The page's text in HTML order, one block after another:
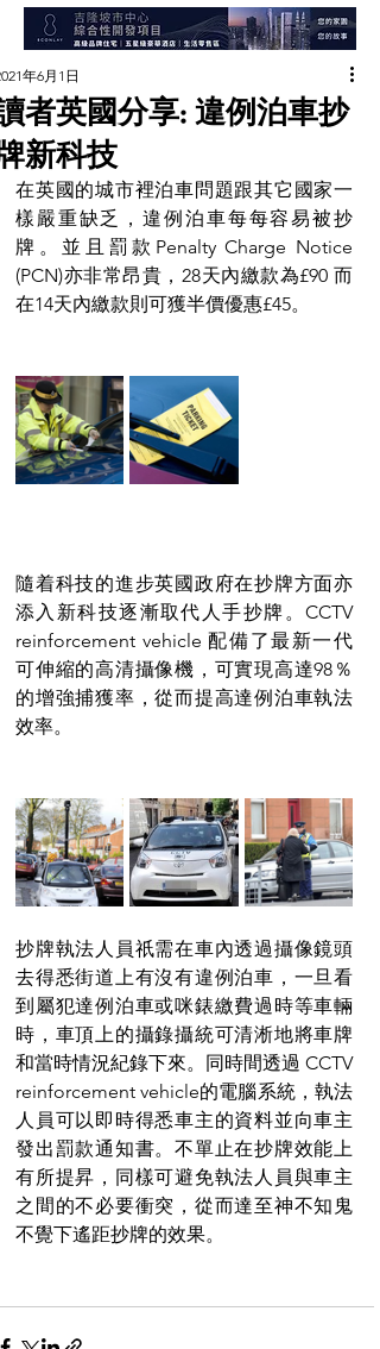
者英國分享: 違例泊車抄
新科技
年6月1日
在英國的城市裡泊車問題跟其它國家一
樣嚴重缺乏，違例泊車每每容易被抄
牌。並且罰款Penalty Charge Notice
(PCN)亦非常昂貴，28天內繳款為£90 而
在14天內繳款則可獲半價優惠£45。
隨着科技的進步英國政府在抄牌方面亦
添入新科技逐漸取代人手抄牌。CCTV
reinforcement vehicle 配備了最新一代
可伸縮的高清攝像機，可實現高達98％
的增強捕獲率，從而提高達例泊車執法
效率。
抄牌執法人員祇需在車內透過攝像鏡頭
去得悉街道上有沒有違例泊車，一旦看
到屬犯達例泊車或咪錶繳費過時等車輛
時，車頂上的攝錄攝統可清淅地將車牌
和當時情況紀錄下來。同時間透過 CCTV
reinforcement vehicle的電腦系統，執法
人員可以即時得悉車主的資料並向車主
發出罰款通知書。不單止在抄牌效能上
有所提昇，同樣可避免執法人員與車主
之間的不必要衝突，從而達至神不知鬼
不覺下遙距抄牌的效果。